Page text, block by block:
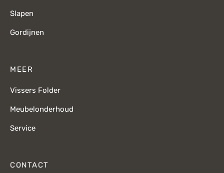
Slapen
Gordijnen
MEER
Vissers Folder
Meubelonderhoud
Service
CONTACT